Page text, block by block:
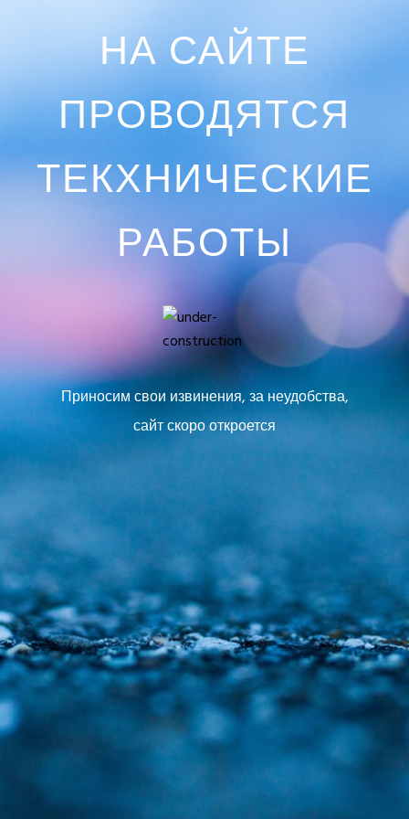
НА САЙТЕ
ПРОВОДЯТСЯ
ТЕКХНИЧЕСКИЕ
РАБОТЫ
Приносим свои извинения, за неудобства,
сайт скоро откроется